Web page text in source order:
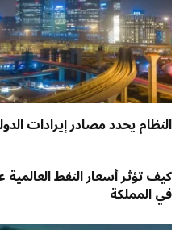
النظام يحدد مصادر إيرادات
كيف تؤثر أسعار النفط
في المملكة